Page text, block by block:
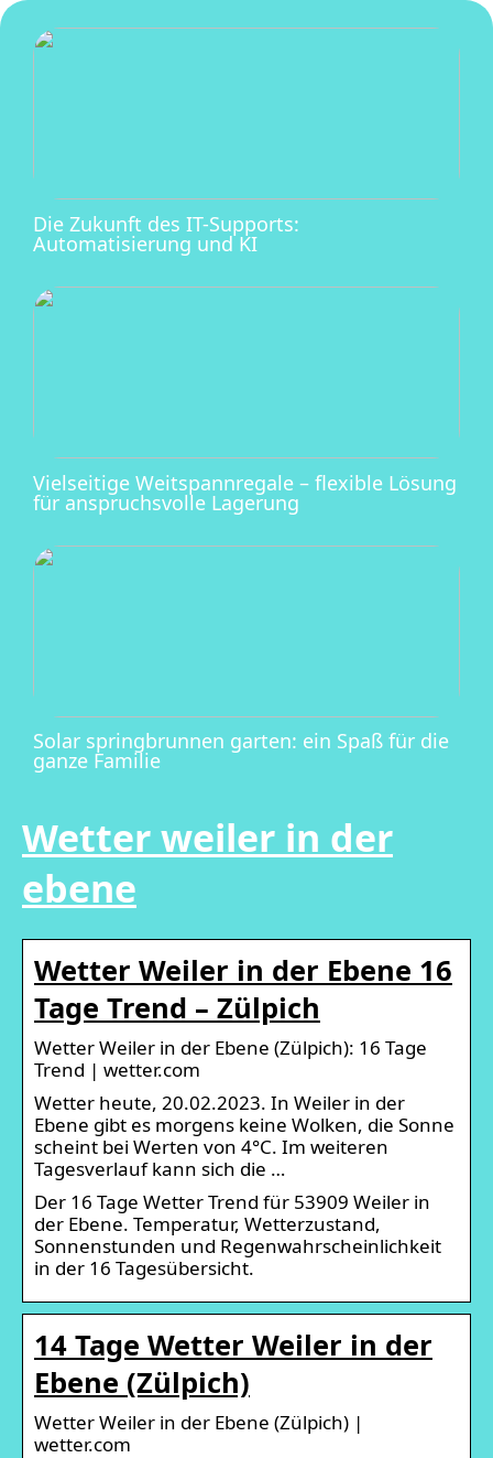
Die Zukunft des IT-Supports:
Automatisierung und KI
Vielseitige Weitspannregale – flexible Lösung
für anspruchsvolle Lagerung
Solar springbrunnen garten: ein Spaß für die
ganze Familie
Wetter weiler in der
ebene
Wetter Weiler in der Ebene 16
Tage Trend – Zülpich
Wetter Weiler in der Ebene (Zülpich): 16 Tage
Trend | wetter.com
Wetter heute, 20.02.2023. In Weiler in der
Ebene gibt es morgens keine Wolken, die Sonne
scheint bei Werten von 4°C. Im weiteren
Tagesverlauf kann sich die …
Der 16 Tage Wetter Trend für 53909 Weiler in
der Ebene. Temperatur, Wetterzustand,
Sonnenstunden und Regenwahrscheinlichkeit
in der 16 Tagesübersicht.
14 Tage Wetter Weiler in der
Ebene (Zülpich)
Wetter Weiler in der Ebene (Zülpich) |
wetter.com